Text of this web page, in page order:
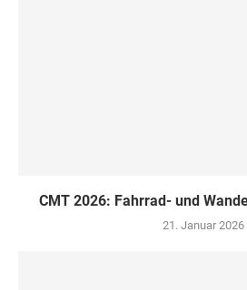
CMT 2026: Fahrrad- und
21. Januar 2026